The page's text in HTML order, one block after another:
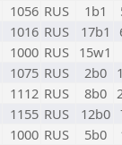
1056 RUS 1b1
1016 RUS 17b1
1000 RUS 15w1
1075 RUS 2b0
1112 RUS 8b0
1155 RUS 12b0
1000 RUS 5b0